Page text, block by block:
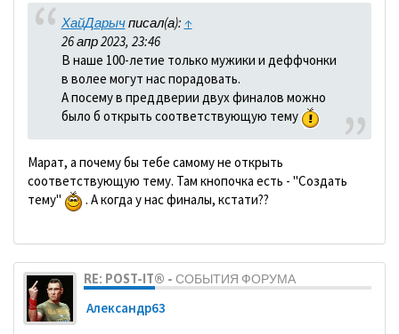
ХайДарычписал(а): ↑
26 апр 2023, 23:46
В наше 100-летие только мужики и деффчонки
в волее могут нас порадовать.
А посему в преддверии двух финалов можно
было б открыть соответствующую тему
Марат, а почему бы тебе самому не открыть
соответствующую тему. Там кнопочка есть - "Создать
тему"
. А когда у нас финалы, кстати??
RE: POST-IT® - СОБЫТИЯ ФОРУМА
Александр63